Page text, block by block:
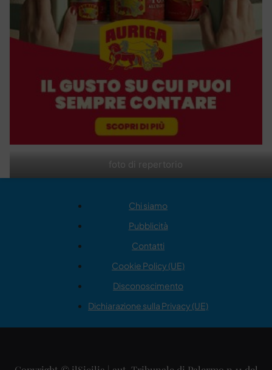
foto di repertorio
Chi siamo
Pubblicità
Contatti
Cookie Policy (UE)
Disconoscimento
Dichiarazione sulla Privacy (UE)